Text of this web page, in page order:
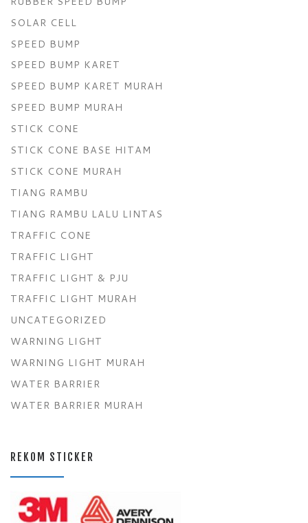
SOLAR CELL
SPEED BUMP
SPEED BUMP KARET
SPEED BUMP KARET MURAH
SPEED BUMP MURAH
STICK CONE
STICK CONE BASE HITAM
STICK CONE MURAH
TIANG RAMBU
TIANG RAMBU LALU LINTAS
TRAFFIC CONE
TRAFFIC LIGHT
TRAFFIC LIGHT & PJU
TRAFFIC LIGHT MURAH
UNCATEGORIZED
WARNING LIGHT
WARNING LIGHT MURAH
WATER BARRIER
WATER BARRIER MURAH
REKOM STICKER